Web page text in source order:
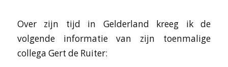
Over zijn tijd in Gelderland kreeg ik de
volgende informatie van zijn toenmalige
collega Gert de Ruiter: